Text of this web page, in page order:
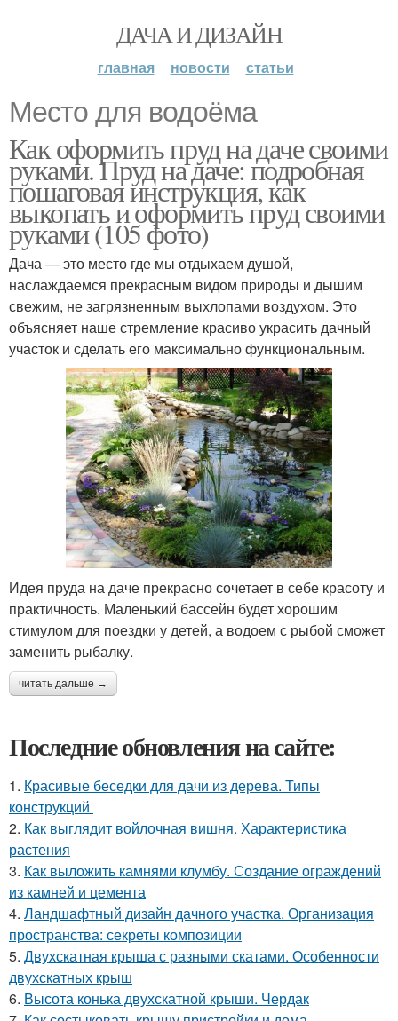
ДАЧА И ДИЗАЙН
главная новости статьи
Место для водоёма
Как оформить пруд на даче своими
руками. Пруд на даче: подробная
пошаговая инструкция, как
выкопать и оформить пруд своими
руками (105 фото)
Дача — это место где мы отдыхаем душой,
наслаждаемся прекрасным видом природы и дышим
свежим, не загрязненным выхлопами воздухом. Это
объясняет наше стремление красиво украсить дачный
участок и сделать его максимально функциональным.
Идея пруда на даче прекрасно сочетает в себе красоту и
практичность. Маленький бассейн будет хорошим
стимулом для поездки у детей, а водоем с рыбой сможет
заменить рыбалку.
читать дальше →
Последние обновления на сайте:
1. Красивые беседки для дачи из дерева. Типы
конструкций
2. Как выглядит войлочная вишня. Характеристика
растения
3. Как выложить камнями клумбу. Создание ограждений
из камней и цемента
4. Ландшафтный дизайн дачного участка. Организация
пространства: секреты композиции
5. Двухскатная крыша с разными скатами. Особенности
двухскатных крыш
6. Высота конька двухскатной крыши. Чердак